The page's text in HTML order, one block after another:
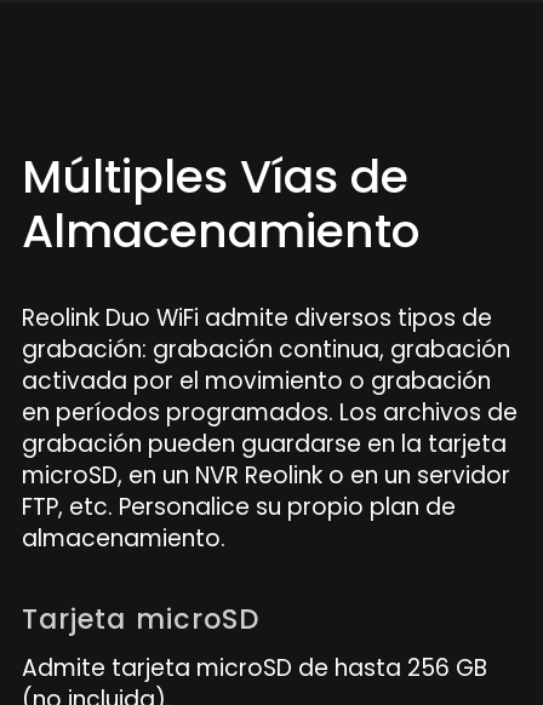
Múltiples Vías de
Almacenamiento
Reolink Duo WiFi admite diversos tipos de
grabación: grabación continua, grabación
activada por el movimiento o grabación
en períodos programados. Los archivos de
grabación pueden guardarse en la tarjeta
microSD, en un NVR Reolink o en un servidor
FTP, etc. Personalice su propio plan de
almacenamiento.
Tarjeta microSD
Admite tarjeta microSD de hasta 256 GB